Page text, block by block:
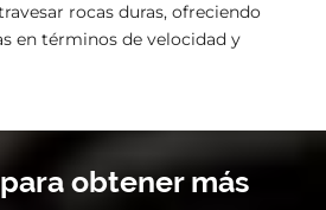
rocas duras, ofreciendo
en términos de velocidad y
obtener más